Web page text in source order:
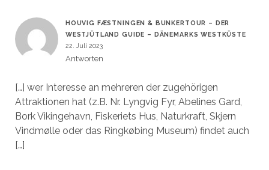
HOUVIG FÆSTNINGEN & BUNKERTOUR – DER
WESTJÜTLAND GUIDE – DÄNEMARKS WESTKÜSTE
22. Juli 2023
Antworten
[…] wer Interesse an mehreren der zugehörigen
Attraktionen hat (z.B. Nr. Lyngvig Fyr, Abelines Gard,
Bork Vikingehavn, Fiskeriets Hus, Naturkraft, Skjern
Vindmølle oder das Ringkøbing Museum) findet auch
[…]